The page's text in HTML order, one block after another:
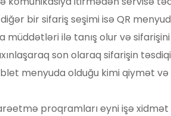
bir sifariş seşimi isə QR
müddətləri ilə tanış olur və
son olaraq sifarişin
menyuda olduğu kimi qiymət
proqramları eyni işə